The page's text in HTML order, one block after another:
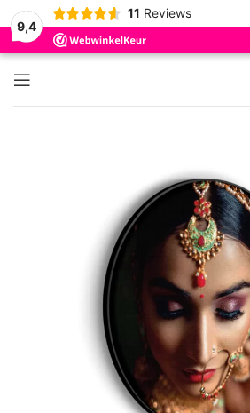
9,4
11 Reviews